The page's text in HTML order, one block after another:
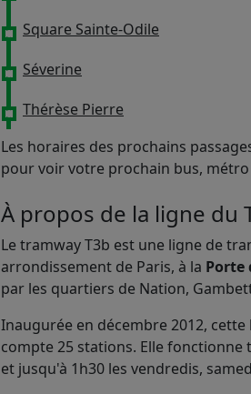
Square Sainte-Odile
Séverine
Thérèse Pierre
Les horaires des prochains
pour voir votre prochain bus,
À propos de la ligne du
Le tramway T3b est une ligne de
arrondissement de Paris, à la Porte
par les quartiers de Nation,
Inaugurée en décembre 2012,
compte 25 stations. Elle fonctionne
et jusqu'à 1h30 les vendredis,